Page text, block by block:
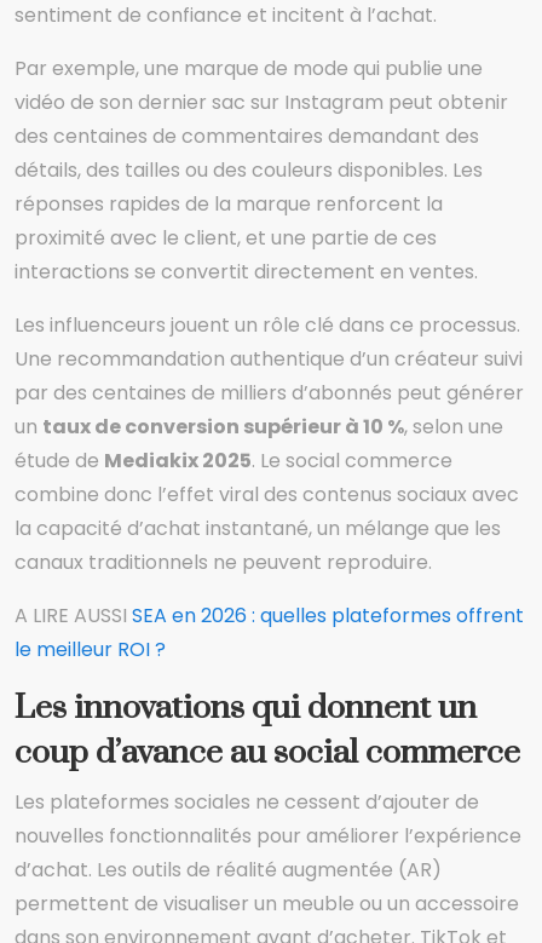
sentiment de confiance et incitent à l’achat.
Par exemple, une marque de mode qui publie une
vidéo de son dernier sac sur Instagram peut obtenir
des centaines de commentaires demandant des
détails, des tailles ou des couleurs disponibles. Les
réponses rapides de la marque renforcent la
proximité avec le client, et une partie de ces
interactions se convertit directement en ventes.
Les influenceurs jouent un rôle clé dans ce processus.
Une recommandation authentique d’un créateur suivi
par des centaines de milliers d’abonnés peut générer
un taux de conversion supérieur à 10 %, selon une
étude de Mediakix 2025. Le social commerce
combine donc l’effet viral des contenus sociaux avec
la capacité d’achat instantané, un mélange que les
canaux traditionnels ne peuvent reproduire.
A LIRE AUSSI SEA en 2026 : quelles plateformes offrent
le meilleur ROI ?
Les innovations qui donnent un
coup d’avance au social commerce
Les plateformes sociales ne cessent d’ajouter de
nouvelles fonctionnalités pour améliorer l’expérience
d’achat. Les outils de réalité augmentée (AR)
permettent de visualiser un meuble ou un accessoire